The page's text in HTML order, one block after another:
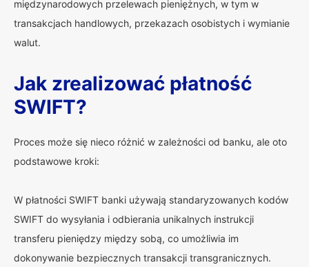
międzynarodowych przelewach pieniężnych, w tym w
transakcjach handlowych, przekazach osobistych i wymianie
walut.
Jak zrealizować płatność
SWIFT?
Proces może się nieco różnić w zależności od banku, ale oto
podstawowe kroki:
W płatności SWIFT banki używają standaryzowanych kodów
SWIFT do wysyłania i odbierania unikalnych instrukcji
transferu pieniędzy między sobą, co umożliwia im
dokonywanie bezpiecznych transakcji transgranicznych.